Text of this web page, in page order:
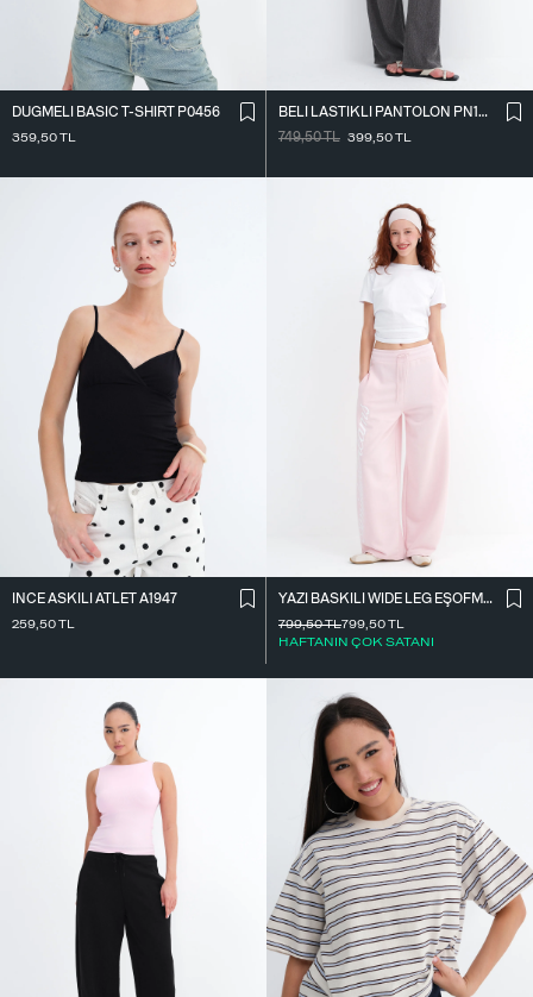
DÜĞMELI BASIC T-SHIRT P0456
359,50TL
BELI LASTIKLI PANTOLON PN18914
749,50TL 399,50TL
İ̇NCE ASKILI ATLET A1947
259,50TL
YAZI BASKILI WIDE LEG EŞOFMAN EŞF10698
799,50TL
HAFTANIN ÇOK SATANI
799,50TL